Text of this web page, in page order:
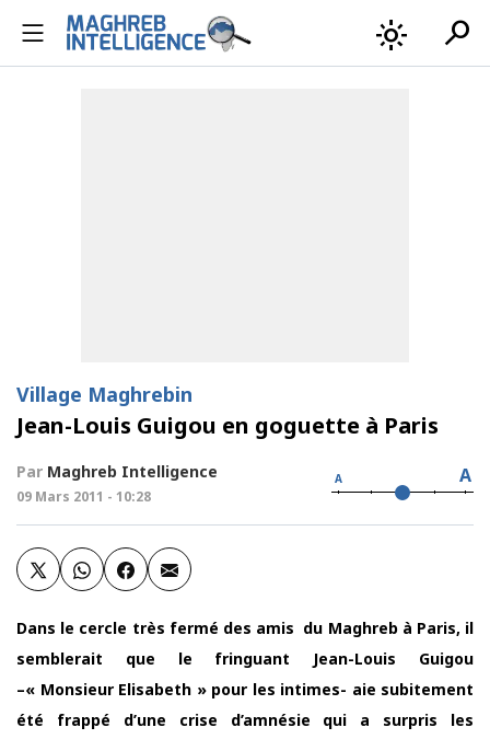
light_mode search
Village Maghrebin
Jean-Louis Guigou en goguette à Paris
Par Maghreb Intelligence
09 Mars 2011 - 10:28
A A
Dans le cercle très fermé des amis du Maghreb à Paris, il
semblerait que le fringuant Jean-Louis Guigou
–« Monsieur Elisabeth » pour les intimes- aie subitement
été frappé d’une crise d’amnésie qui a surpris les